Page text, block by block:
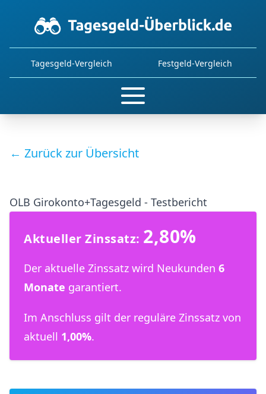
Tagesgeld-Vergleich Festgeld-Vergleich
← Zurück zur Übersicht
OLB Girokonto+Tagesgeld - Testbericht
Aktueller Zinssatz: 2,80%
Der aktuelle Zinssatz wird Neukunden 6
Monate garantiert.
Im Anschluss gilt der reguläre Zinssatz von
aktuell 1,00%.